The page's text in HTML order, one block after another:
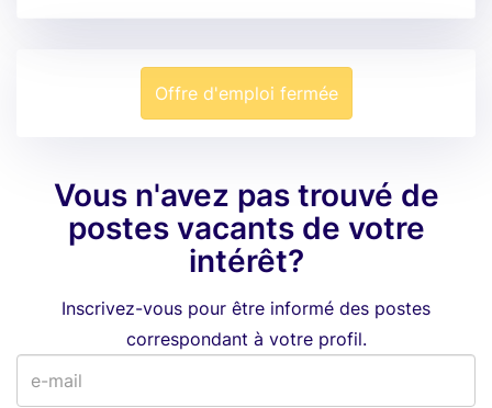
Offre d'emploi fermée
Vous n'avez pas trouvé de
postes vacants de votre
intérêt?
Inscrivez-vous pour être informé des postes
correspondant à votre profil.